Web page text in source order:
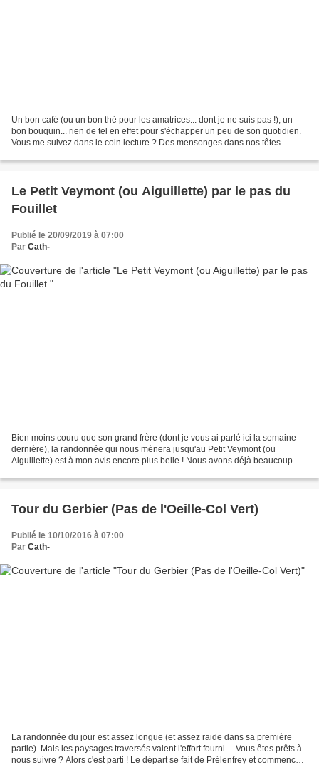
Un bon café (ou un bon thé pour les amatrices... dont je ne suis pas !), un
bon bouquin... rien de tel en effet pour s'échapper un peu de son quotidien.
Vous me suivez dans le coin lecture ? Des mensonges dans nos têtes
Le Petit Veymont (ou Aiguillette) par le pas du
Fouillet
Publié le 20/09/2019 à 07:00
Par Cath-
Bien moins couru que son grand frère (dont je vous ai parlé ici la semaine
dernière), la randonnée qui nous mènera jusqu'au Petit Veymont (ou
Aiguillette) est à mon avis encore plus belle ! Nous avons déjà beaucoup
Tour du Gerbier (Pas de l'Oeille-Col Vert)
Publié le 10/10/2016 à 07:00
Par Cath-
La randonnée du jour est assez longue (et assez raide dans sa première
partie). Mais les paysages traversés valent l'effort fourni.... Vous êtes prêts à
nous suivre ? Alors c'est parti ! Le départ se fait de Prélenfrey et commence